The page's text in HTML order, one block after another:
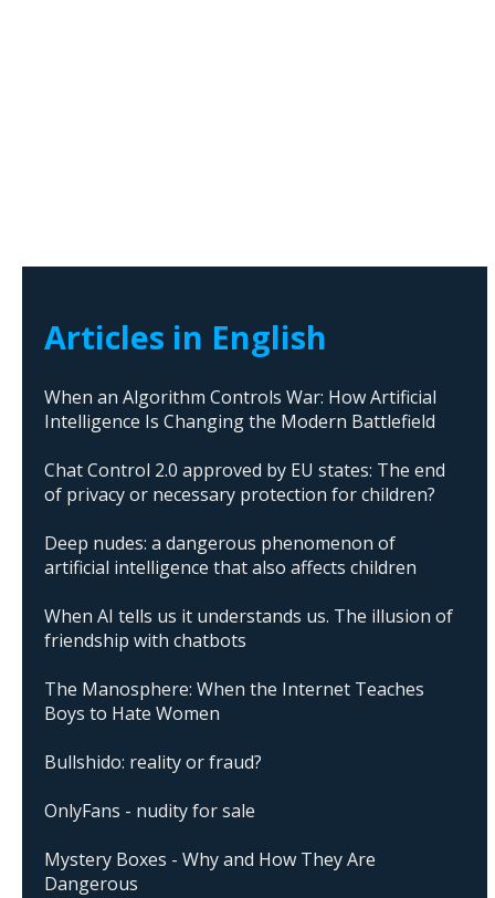
Articles in English
When an Algorithm Controls War: How Artificial
Intelligence Is Changing the Modern Battlefield
Chat Control 2.0 approved by EU states: The end
of privacy or necessary protection for children?
Deep nudes: a dangerous phenomenon of
artificial intelligence that also affects children
When AI tells us it understands us. The illusion of
friendship with chatbots
The Manosphere: When the Internet Teaches
Boys to Hate Women
Bullshido: reality or fraud?
OnlyFans - nudity for sale
Mystery Boxes - Why and How They Are
Dangerous